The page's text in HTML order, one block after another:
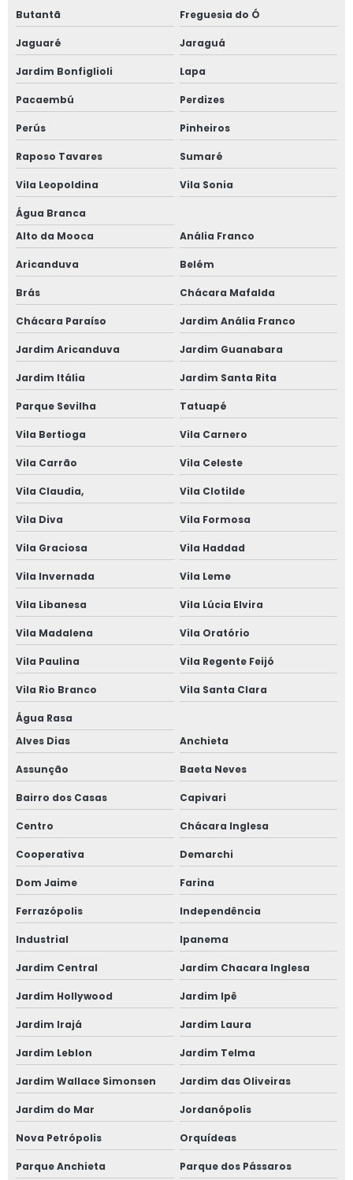
Butantã Freguesia do Ó
Jaguaré Jaraguá
Jardim Bonfiglioli Lapa
Pacaembú Perdizes
Perús Pinheiros
Raposo Tavares Sumaré
Vila Leopoldina Vila Sonia
Água Branca
Alto da Mooca
Anália Franco
Aricanduva Belém
Brás Chácara Mafalda
Chácara Paraíso Jardim Anália Franco
Jardim Aricanduva Jardim Guanabara
Jardim Itália Jardim Santa Rita
Parque Sevilha Tatuapé
Vila Bertioga Vila Carnero
Vila Carrão Vila Celeste
Vila Claudia, Vila Clotilde
Vila Diva Vila Formosa
Vila Graciosa Vila Haddad
Vila Invernada Vila Leme
Vila Libanesa Vila Lúcia Elvira
Vila Madalena Vila Oratório
Vila Paulina Vila Regente Feijó
Vila Rio Branco Vila Santa Clara
Água Rasa
Alves Dias
Anchieta
Assunção Baeta Neves
Bairro dos Casas Capivari
Centro Chácara Inglesa
Cooperativa Demarchi
Dom Jaime Farina
Ferrazópolis Independência
Industrial Ipanema
Jardim Central Jardim Chacara Inglesa
Jardim Hollywood Jardim Ipê
Jardim Irajá Jardim Laura
Jardim Leblon Jardim Telma
Jardim Wallace Simonsen Jardim das Oliveiras
Jardim do Mar Jordanópolis
Nova Petrópolis Orquídeas
Parque Anchieta Parque dos Pássaros